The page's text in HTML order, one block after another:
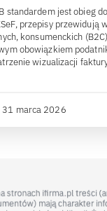
standardem jest obieg
przepisy przewidują
konsumenckich
obowiązkiem
wizualizacji
31 marca 2026